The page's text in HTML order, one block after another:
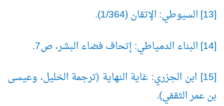
[13] السيوطي: الإتقان (1/364).
[14] البناء الدمياطي: إتحاف فضاء البشر، ص7.
[15] ابن الجزري: غاية النهاية (ترجمة الخليل، وعيسى
بن عمر الثقفي).